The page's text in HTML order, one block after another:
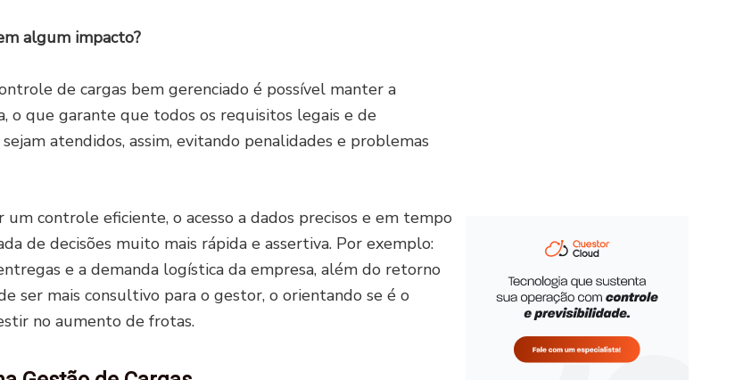
algum impacto?
de cargas bem gerenciado é possível manter a
o que garante que todos os requisitos legais e de
atendidos, assim, evitando penalidades e problemas
um controle eficiente, o acesso a dados precisos e em tempo
de decisões muito mais rápida e assertiva. Por exemplo:
e a demanda logística da empresa, além do retorno
ser mais consultivo para o gestor, o orientando se é o
no aumento de frotas.